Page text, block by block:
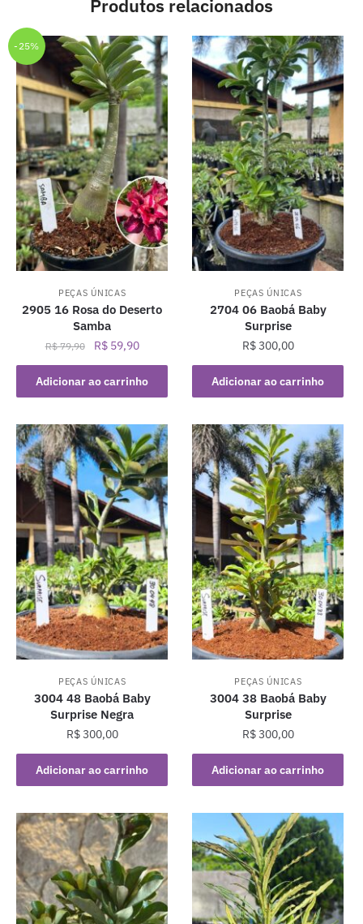
Produtos relacionados
-25%
PEÇAS ÚNICAS
2905 16 Rosa do Deserto
Samba
R$79,90
O
preço
original
era:
R$59,90O
preço
atual
é:
Adicionar ao carrinho
PEÇAS ÚNICAS
2704 06 Baobá Baby
Surprise
R$300,00
Adicionar ao carrinho
PEÇAS ÚNICAS
3004 48 Baobá Baby
Surprise Negra
R$300,00
Adicionar ao carrinho
PEÇAS ÚNICAS
3004 38 Baobá Baby
Surprise
R$300,00
Adicionar ao carrinho